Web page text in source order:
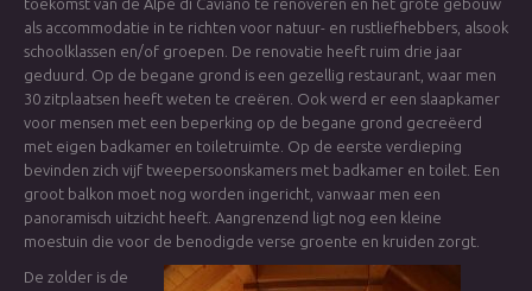
toekomst van de Alpe di Caviano te renoveren en het grote gebouw
als accommodatie in te richten voor natuur- en rustliefhebbers, alsook
schoolklassen en/of groepen. De renovatie heeft ruim drie jaar
geduurd. Op de begane grond is een gezellig restaurant, waar men
30 zitplaatsen heeft weten te creëren. Ook werd er een slaapkamer
voor mensen met een beperking op de begane grond gecreëerd
met eigen badkamer en toiletruimte. Op de eerste verdieping
bevinden zich vijf tweepersoonskamers met badkamer en toilet. Een
groot balkon moet nog worden ingericht, vanwaar men een
panoramisch uitzicht heeft. Aangrenzend ligt nog een kleine
moestuin die voor de benodigde verse groente en kruiden zorgt.
De zolder is de